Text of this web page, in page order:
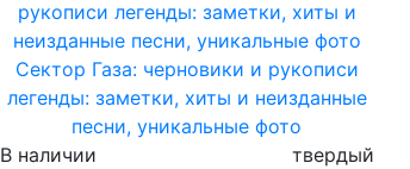
Сектор Газа: черновики и рукописи
легенды: заметки, хиты и неизданные
песни, уникальные фото
В наличии
твердый